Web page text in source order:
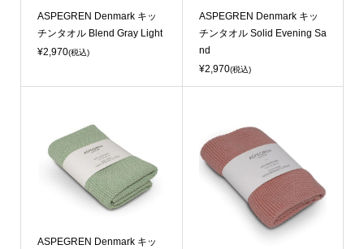
ASPEGREN Denmark キッ
チンタオル Blend Gray Light
¥2,970(税込)
ASPEGREN Denmark キッ
チンタオル Solid Evening Sa
nd
¥2,970(税込)
ASPEGREN Denmark キッ